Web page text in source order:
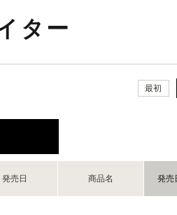
ター
最初
発売日 商品名 発売